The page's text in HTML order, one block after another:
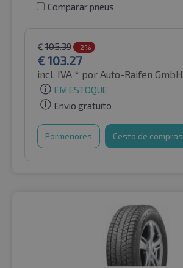
Comparar pneus
€ 105.39 -2%
€103.27
incl. IVA * por Auto-Raifen GmbH
EM ESTOQUE
Envio gratuito
Pormenores Cesto de compras